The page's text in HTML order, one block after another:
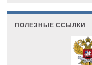
ПОЛЕЗНЫЕ ССЫЛКИ